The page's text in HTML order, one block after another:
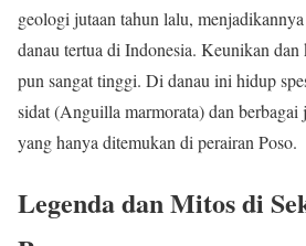
geologi jutaan tahun lalu, menjadikannya
danau tertua di Indonesia. Keunikan dan
pun sangat tinggi. Di danau ini hidup
sidat (Anguilla marmorata) dan berbagai
yang hanya ditemukan di perairan Poso.
Legenda dan Mitos di